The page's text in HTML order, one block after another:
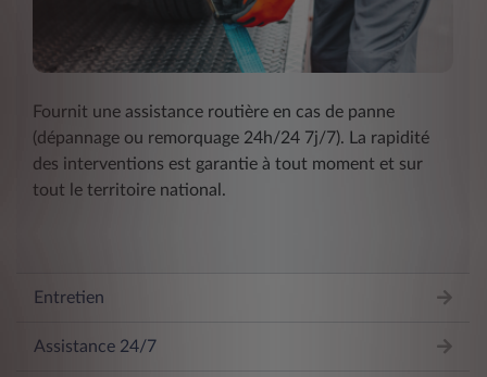
Fournit une assistance routière en cas de panne
(dépannage ou remorquage 24h/24 7j/7). La rapidité
des interventions est garantie à tout moment et sur
tout le territoire national.
Entretien
Assistance 24/7